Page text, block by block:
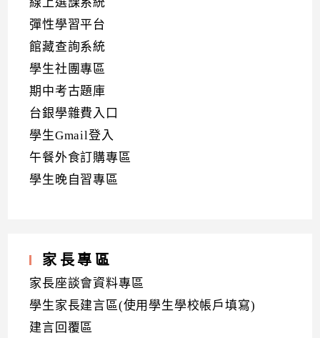
彈性學習平台
館藏查詢系統
學生社團專區
期中考古題庫
台銀學雜費入口
學生Gmail登入
午餐外食訂購專區
學生晚自習專區
家長專區
家長座談會資料專區
學生家長建言區(使用學生學校帳戶填寫)
建言回覆區